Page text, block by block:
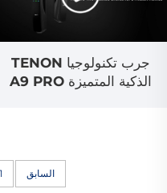
جرب تكنولوجيا TENON
الذكية المتميزة A9 PRO
السابق 1